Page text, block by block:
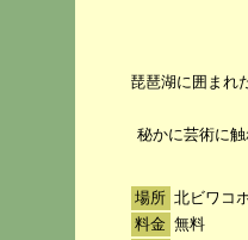
琵琶湖に囲まれ
秘かに芸術に
場所 北ビワコ
料金 無料